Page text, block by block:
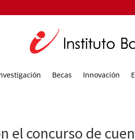
Becas Innovación
el concurso de